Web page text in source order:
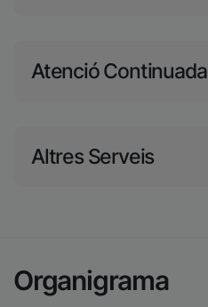
Atenció Continuada
Altres Serveis
Organigrama